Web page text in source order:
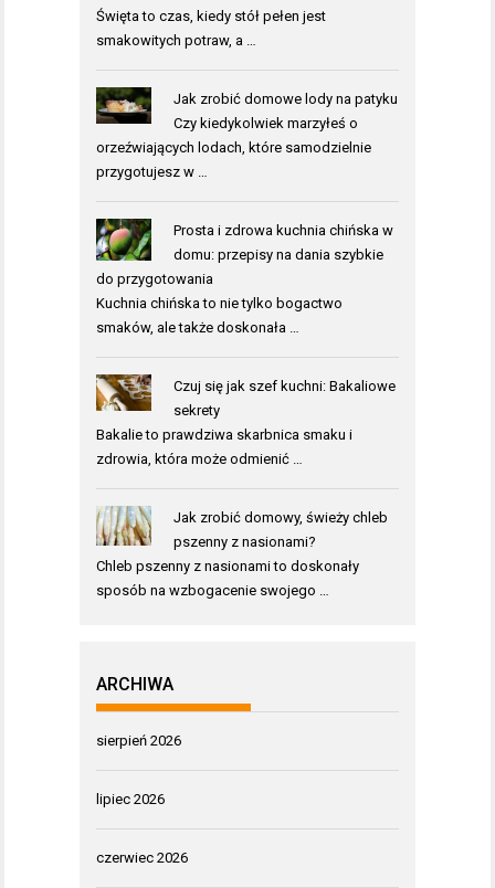
Święta to czas, kiedy stół pełen jest
smakowitych potraw, a …
Jak zrobić domowe lody na patyku
Czy kiedykolwiek marzyłeś o
orzeźwiających lodach, które samodzielnie
przygotujesz w …
Prosta i zdrowa kuchnia chińska w
domu: przepisy na dania szybkie
do przygotowania
Kuchnia chińska to nie tylko bogactwo
smaków, ale także doskonała …
Czuj się jak szef kuchni: Bakaliowe
sekrety
Bakalie to prawdziwa skarbnica smaku i
zdrowia, która może odmienić …
Jak zrobić domowy, świeży chleb
pszenny z nasionami?
Chleb pszenny z nasionami to doskonały
sposób na wzbogacenie swojego …
ARCHIWA
sierpień 2026
lipiec 2026
czerwiec 2026